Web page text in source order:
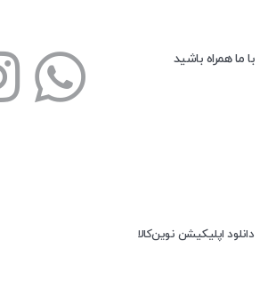
با ما همراه باشید
دانلود اپلیکیشن نوین‌کالا